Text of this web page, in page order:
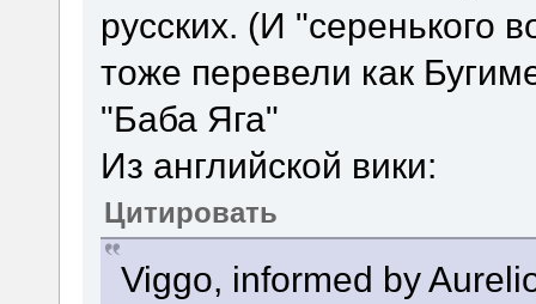
русских. (И "серенького
тоже перевели как
"Баба Яга"
Из английской вики:
Цитировать
Viggo, informed by